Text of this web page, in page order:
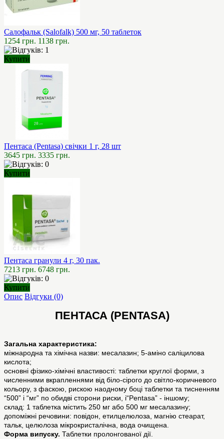
Салофальк (Salofalk) 500 мг, 50 таблеток
1254 грн. 1138 грн.
Купити
Пентаса (Pentasa) свічки 1 г, 28 шт
3645 грн. 3335 грн.
Купити
Пентаса гранули 4 г, 30 пак.
7213 грн. 6748 грн.
Купити
Опис Відгуки (0)
ПЕНТАСА (PENTASA)
Загальна характеристика:
міжнародна та хімічна назви: месалазин; 5-аміно саліцилова
кислота;
основні фізико-хімічні властивості: таблетки круглої форми, з
численними вкрапленнями від біло-сірого до світло-коричневого
кольору, з фаскою, рискою наодному боці таблетки та тисненням
“500” і “мг” по обидві сторони риски, і“Pentasa” - іншому;
склад: 1 таблетка містить 250 мг або 500 мг месалазину;
допоміжні речовини: повідон, етилцелюлоза, магнію стеарат,
тальк, целюлоза мікрокристалічна, вода очищена.
Форма випуску. Таблетки пролонгованої дії.